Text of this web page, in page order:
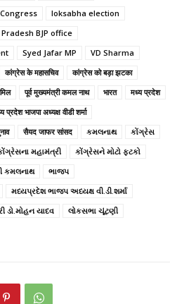
loksabha election
BJP office
Syed Jafar MP
VD Sharma
कांग्रेस के महासचिव
कांग्रेस को बड़ा झटका
पूर्व मुख्यमंत्री कमल नाथ भारत
मध्य प्रदेश
प्रदेश भाजपा अध्यक्ष वीडी शर्मा
सैयद जाफर सांसद કમલનાથ
કોંગ્રેસ
મહામંત્રી
કોંગ્રેસને મોટો ફટકો
કમલનાથ
ભાજપ
મધ્યપ્રદેશ ભાજપ અધ્યક્ષ વી.ડી.શર્મા
ડો.મોહન યાદવ
લોકસભા ચૂંટણી